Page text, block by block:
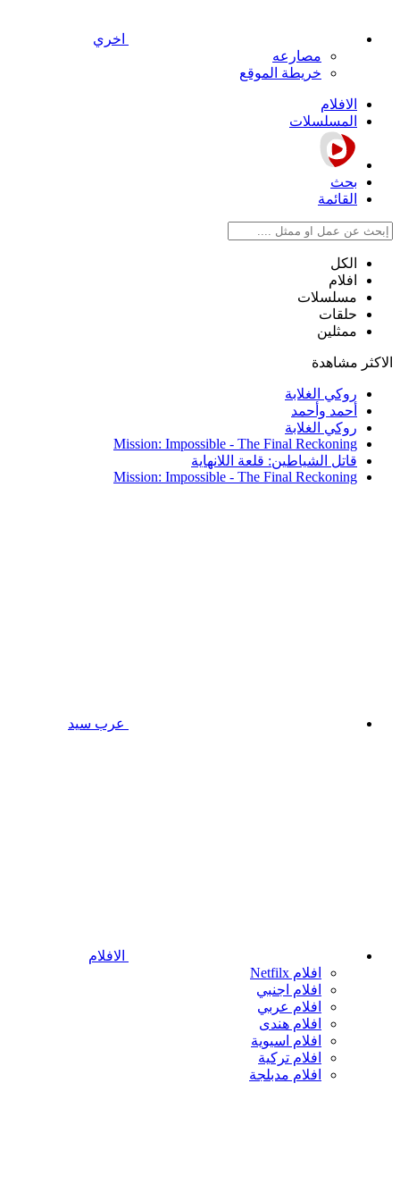
اخري
مصارعه
خريطة الموقع
الافلام
المسلسلات
بحث
القائمة
الكل
افلام
مسلسلات
حلقات
ممثلين
الاكثر مشاهدة
روكي الغلابة
أحمد وأحمد
روكي الغلابة
Mission: Impossible - The Final Reckoning
قاتل الشياطين: قلعة اللانهاية
Mission: Impossible - The Final Reckoning
عرب سيد
الافلام
افلام Netfilx
افلام اجنبي
افلام عربي
افلام هندى
افلام اسيوية
افلام تركية
افلام مدبلجة